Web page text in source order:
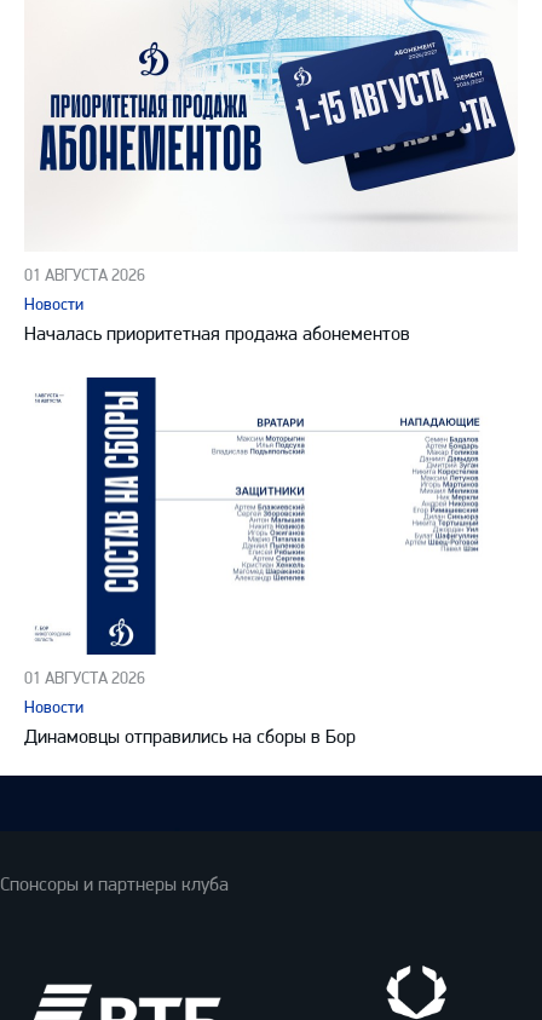
01 АВГУСТА 2026
Новости
Началась приоритетная продажа абонементов
01 АВГУСТА 2026
Новости
Динамовцы отправились на сборы в Бор
Спонсоры и партнеры клуба